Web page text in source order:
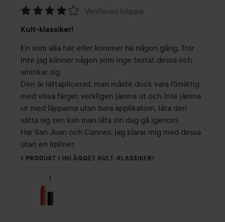
4
av
5
Verifierad köpare
Kult-klassiker!
En som alla har, eller kommer ha någon gång. Tror
inte jag känner någon som inge testat dessa och
sminkar sig.
Den är lättaplicerad, man måste dock vara försiktig
med vissa färger, verkligen jämna ut och inte jämna
ut med läpparna utan bara applikatorn, låta den
sätta sig sen kan man låta sin dag gå igenom.
Har San Juan och Cannes, jag klarar mig med dessa
utan en lipliner.
1 PRODUKT I INLÄGGET KULT-KLASSIKER!